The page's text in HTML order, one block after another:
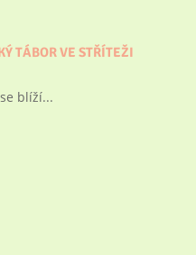
TÁBOR VE STŘÍTEŽI
blíží...